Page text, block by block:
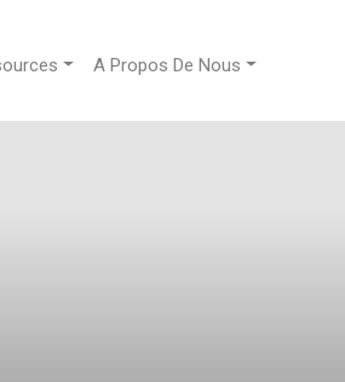
A Propos De Nous